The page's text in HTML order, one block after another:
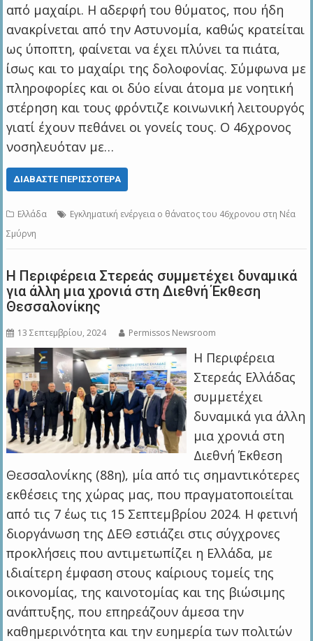
από μαχαίρι. Η αδερφή του θύματος, που ήδη
ανακρίνεται από την Αστυνομία, καθώς κρατείται
ως ύποπτη, φαίνεται να έχει πλύνει τα πιάτα,
ίσως και το μαχαίρι της δολοφονίας. Σύμφωνα με
πληροφορίες και οι δύο είναι άτομα με νοητική
στέρηση και τους φρόντιζε κοινωνική λειτουργός
γιατί έχουν πεθάνει οι γονείς τους. Ο 46χρονος
νοσηλευόταν με…
ΔΙΑΒΆΣΤΕ ΠΕΡΙΣΣΌΤΕΡΑ
Ελλάδα
Εγκληματική ενέργεια ο θάνατος του 46χρονου στη Νέα
Σμύρνη
Η Περιφέρεια Στερεάς συμμετέχει δυναμικά
για άλλη μια χρονιά στη Διεθνή Έκθεση
Θεσσαλονίκης
13 Σεπτεμβρίου, 2024 Permissos Newsroom
Η Περιφέρεια
Στερεάς Ελλάδας
συμμετέχει
δυναμικά για άλλη
μια χρονιά στη
Διεθνή Έκθεση
Θεσσαλονίκης (88η), μία από τις σημαντικότερες
εκθέσεις της χώρας μας, που πραγματοποιείται
από τις 7 έως τις 15 Σεπτεμβρίου 2024. Η φετινή
διοργάνωση της ΔΕΘ εστιάζει στις σύγχρονες
προκλήσεις που αντιμετωπίζει η Ελλάδα, με
ιδιαίτερη έμφαση στους καίριους τομείς της
οικονομίας, της καινοτομίας και της βιώσιμης
ανάπτυξης, που επηρεάζουν άμεσα την
καθημερινότητα και την ευημερία των πολιτών